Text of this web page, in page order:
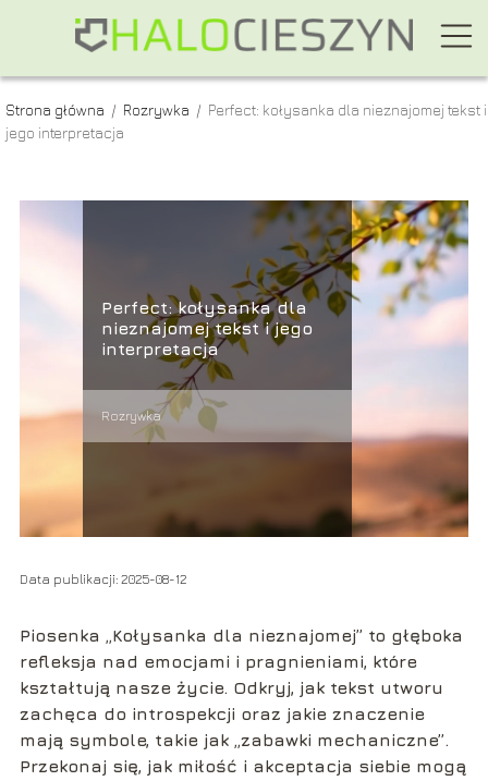
Strona główna / Rozrywka / Perfect: kołysanka dla nieznajomej tekst i
jego interpretacja
Perfect: kołysanka dla
nieznajomej tekst i jego
interpretacja
Rozrywka
Data publikacji: 2025-08-12
Piosenka „Kołysanka dla nieznajomej” to głęboka
refleksja nad emocjami i pragnieniami, które
kształtują nasze życie. Odkryj, jak tekst utworu
zachęca do introspekcji oraz jakie znaczenie
mają symbole, takie jak „zabawki mechaniczne”.
Przekonaj się, jak miłość i akceptacja siebie mogą